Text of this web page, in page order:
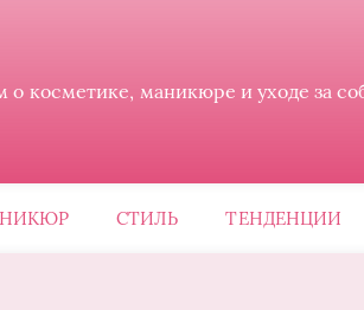
косметике, маникюре и уходе за
СТИЛЬ ТЕНДЕНЦИИ